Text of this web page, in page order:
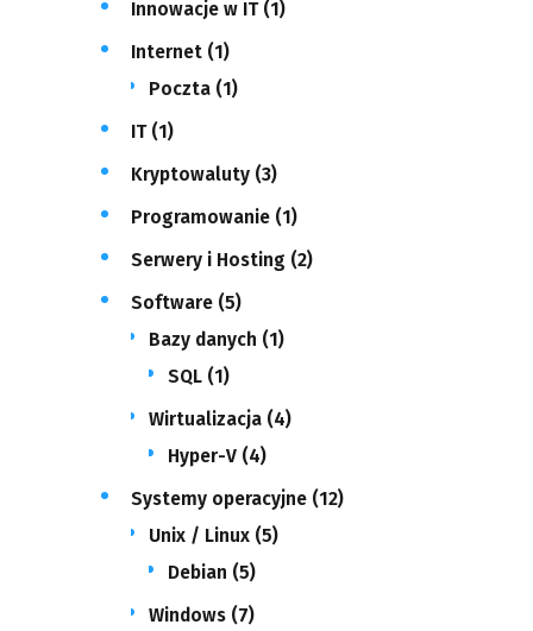
Innowacje w IT(1)
Internet(1)
Poczta (1)
IT(1)
Kryptowaluty(3)
Programowanie(1)
Serwery i Hosting (2)
Software(5)
Bazy danych (1)
SQL(1)
Wirtualizacja (4)
Hyper-V(4)
Systemy operacyjne(12)
Unix / Linux (5)
Debian (5)
Windows (7)